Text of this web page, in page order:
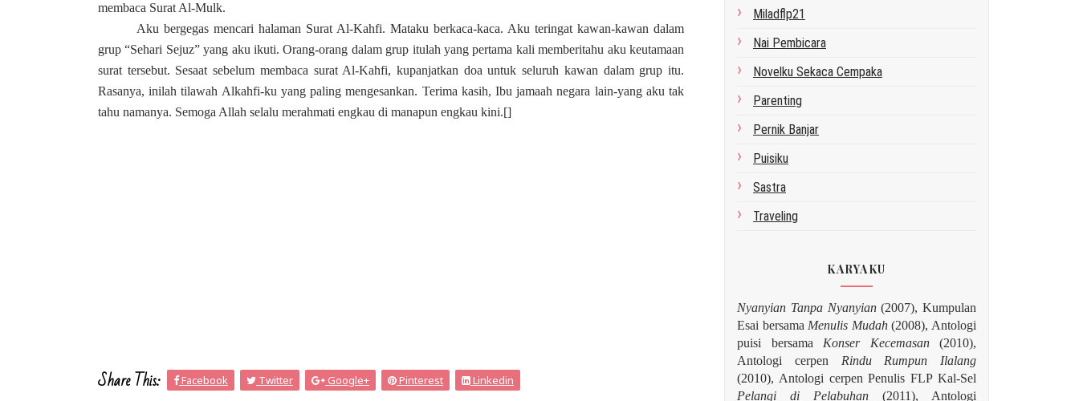
membaca Surat Al-Mulk.
Aku bergegas mencari halaman Surat Al-Kahfi. Mataku berkaca-kaca. Aku teringat kawan-kawan dalam
grup “Sehari Sejuz” yang aku ikuti. Orang-orang dalam grup itulah yang pertama kali memberitahu aku keutamaan
surat tersebut. Sesaat sebelum membaca surat Al-Kahfi, kupanjatkan doa untuk seluruh kawan dalam grup itu.
Rasanya, inilah tilawah Alkahfi-ku yang paling mengesankan. Terima kasih, Ibu jamaah negara lain-yang aku tak
tahu namanya. Semoga Allah selalu merahmati engkau di manapun engkau kini.[]
Share This: Facebook Twitter Google+ Pinterest Linkedin
Miladflp21
Nai Pembicara
Novelku Sekaca Cempaka
Parenting
Pernik Banjar
Puisiku
Sastra
Traveling
KARYAKU
Nyanyian Tanpa Nyanyian(2007), Kumpulan
Esai bersama Menulis Mudah(2008), Antologi
puisi bersama Konser Kecemasan(2010),
Antologi cerpen Rindu Rumpun Ilalang
(2010), Antologi cerpen Penulis FLP Kal-Sel
Pelangi di Pelabuhan (2011), Antologi